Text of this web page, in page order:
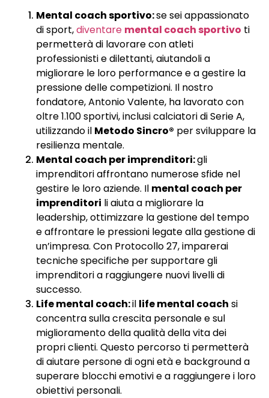
Mental coach sportivo:se sei appassionato
di sport,diventare mental coach sportivo ti
permetterà di lavorare con atleti
professionisti e dilettanti, aiutandoli a
migliorare le loro performance e a gestire la
pressione delle competizioni. Il nostro
fondatore, Antonio Valente, ha lavorato con
oltre 1.100 sportivi, inclusi calciatori di Serie A,
utilizzando il Metodo Sincro® per sviluppare la
resilienza mentale.
Mental coach per imprenditori:gli
imprenditori affrontano numerose sfide nel
gestire le loro aziende. Il mental coach per
imprenditori li aiuta a migliorare la
leadership, ottimizzare la gestione del tempo
e affrontare le pressioni legate alla gestione di
un’impresa. Con Protocollo 27, imparerai
tecniche specifiche per supportare gli
imprenditori a raggiungere nuovi livelli di
successo.
Life mental coach:il life mental coach si
concentra sulla crescita personale e sul
miglioramento della qualità della vita dei
propri clienti. Questo percorso ti permetterà
di aiutare persone di ogni età e background a
superare blocchi emotivi e a raggiungere i loro
obiettivi personali.